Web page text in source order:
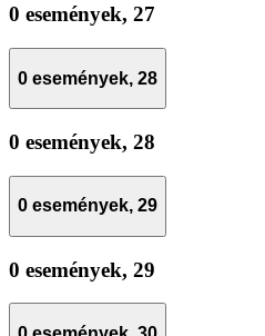
0 események, 27
0 események, 28
0 események, 28
0 események, 29
0 események, 29